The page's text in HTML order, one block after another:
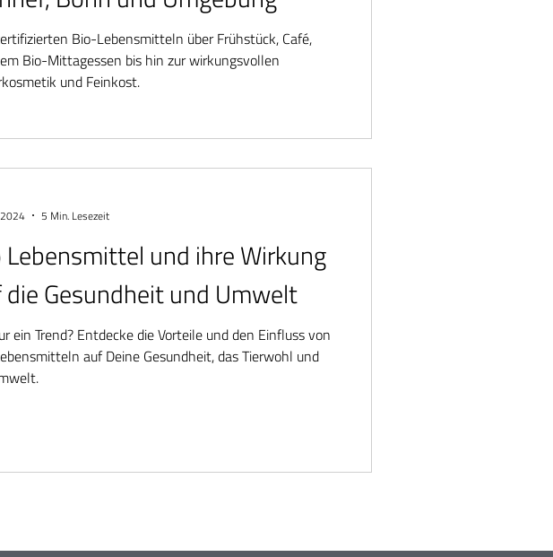
Bio-Lebensmitteln über Frühstück, Café,
Bio-Mittagessen bis hin zur wirkungsvollen
und Feinkost.
Lebensmittel und ihre Wirkung
die Gesundheit und Umwelt
ein Trend? Entdecke die Vorteile und den Einfluss von
auf Deine Gesundheit, das Tierwohl und
5 Min. Lesezeit